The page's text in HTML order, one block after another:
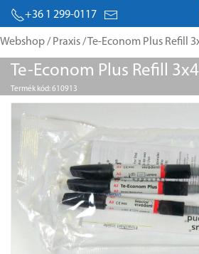
+36 1 299-0117
Webshop/ Praxis/ Te-Econom Plus Refill
Te-Econom Plus Refill
Termék kód: 610913